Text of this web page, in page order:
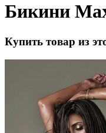
Бикини
Купить товар из